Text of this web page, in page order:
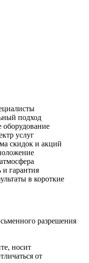
подход
услуг
скидок и акций
и гарантия
в короткие
разрешения
носит
от